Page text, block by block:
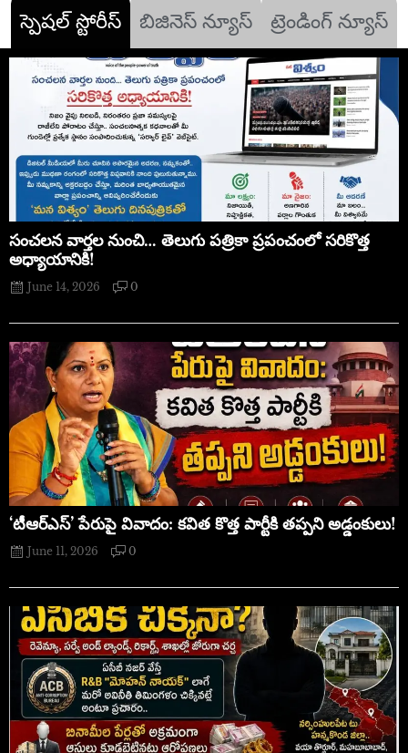
స్పెషల్ స్టోరీస్ బిజినెస్ న్యూస్ ట్రెండింగ్ న్యూస్
సంచలన వార్తల నుంచి… తెలుగు పత్రికా ప్రపంచంలో సరికొత్త
అధ్యాయానికి!
June 14, 2026 0
‘టీఆర్ఎస్’ పేరుపై వివాదం: కవిత కొత్త పార్టీకి తప్పని అడ్డంకులు!
June 11, 2026 0